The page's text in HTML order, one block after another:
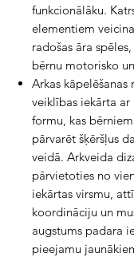
funkcionālāku.
elementiem
radošas āra
bērnu motorisko
Arkas
veiklības iekārta
formu, kas
pārvarēt šķēršļus
veidā. Arkveida
pārvietoties no
iekārtas virsmu,
koordināciju un
augstums padara
pieejamu